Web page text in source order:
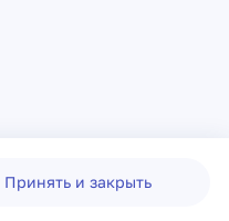
Принять и закрыть